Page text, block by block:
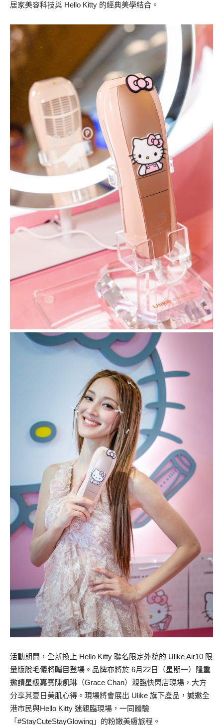
居家美容科技與 Hello Kitty 的經典美學結合。
活動期間，全新換上 Hello Kitty 聯名限定外貌的 Ulike Air10 限
量版脫毛儀將矚目登場。品牌亦將於 6月22日（星期一）隆重
邀請星級嘉賓陳凱琳（Grace Chan）親臨快閃店現場，大方
分享其夏日美肌心得。現場將會展出 Ulike 旗下產品，誠邀全
港市民與Hello Kitty 迷親臨現場，一同體驗
「#StayCuteStayGlowing」的粉嫩美膚旅程。